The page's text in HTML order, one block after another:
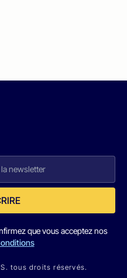
que vous acceptez nos
tous droits réservés.